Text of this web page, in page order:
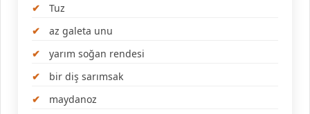
Tuz
az galeta unu
yarım soğan rendesi
bir diş sarımsak
maydanoz